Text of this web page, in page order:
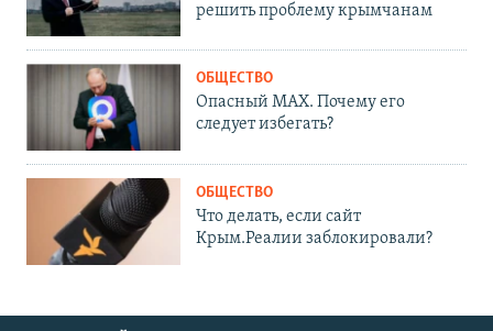
решить проблему крымчанам
ОБЩЕСТВО
Опасный MAX. Почему его
следует избегать?
ОБЩЕСТВО
Что делать, если сайт
Крым.Реалии заблокировали?